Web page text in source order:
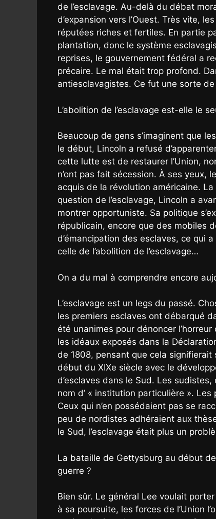
de l’esclavage. Au-delà du débat
d’expansion vers l’Ouest. Très vite,
réputées riches et fertiles. En partie
plantation, donc le système
reprises, le gouvernement fédéral a
précaire. Le mal était trop profond.
antiesclavagistes. Ce fut une sorte
L’abolition de l’esclavage est-elle le
Beaucoup de gens s’imaginent que
le début, Lincoln a refusé
cette lutte est de restaurer l’Union,
n’ont pas fait sécession. À ses yeux,
acquis de la révolution américaine.
question de l’esclavage, Lincoln a
montrer opportuniste. Sa politique
républicain, encore que des mobiles
d’émancipation des esclaves, ce qui
celle de l’abolition de l’esclavage…
On a du mal à comprendre encore
L’esclavage est un legs du passé.
les premiers esclaves ont débarqué
été unanimes pour dénoncer
les idéaux exposés dans la
de 1808, pensant que cela
début du XIXe siècle avec le
d’esclaves dans le Sud. Les
nom d’ « institution particulière ».
Ceux qui n’en possédaient pas se
peu de nordistes adhéraient aux
le Sud, l’esclavage était plus un
La bataille de Gettysburg au début
guerre ?
Bien sûr. Le général Lee voulait
à sa poursuite, les forces de l’Union